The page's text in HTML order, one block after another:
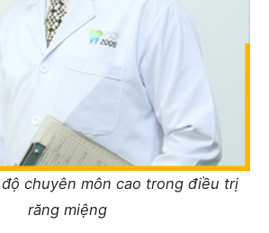
chuyên môn cao trong điều trị
răng miệng